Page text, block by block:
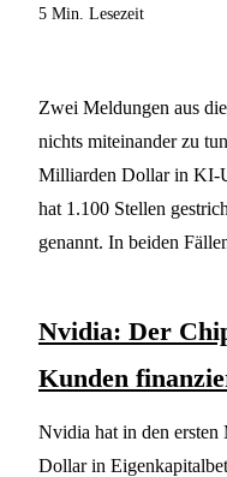
5 Min. Lesezeit
Zwei Meldungen aus
nichts miteinander zu
Milliarden Dollar in KI-
hat 1.100 Stellen
genannt. In beiden
Nvidia: Der
Kunden
Nvidia hat in den
Dollar in